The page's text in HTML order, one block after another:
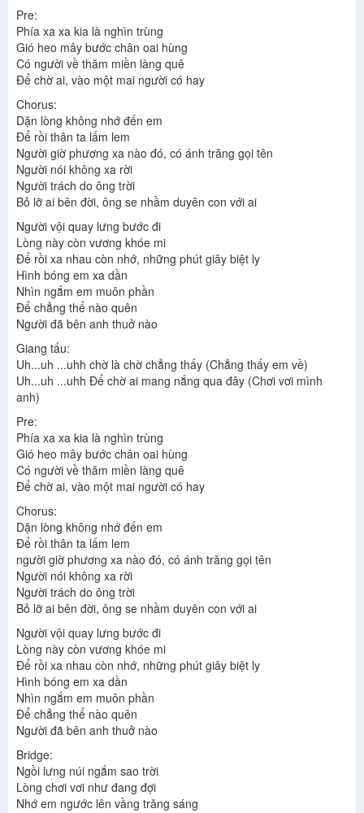
Pre:
Phía xa xa kia là nghìn trùng
Gió heo mây bước chân oai hùng
Có người về thăm miền làng quê
Để chờ ai, vào một mai người có hay
Chorus:
Dặn lòng không nhớ đến em
Để rồi thân ta lấm lem
Người giờ phương xa nào đó, có ánh trăng gọi tên
Người nói không xa rời
Người trách do ông trời
Bỏ lỡ ai bên đời, ông se nhầm duyên con với ai
Người vội quay lưng bước đi
Lòng này còn vương khóe mi
Để rồi xa nhau còn nhớ, những phút giây biệt ly
Hình bóng em xa dần
Nhìn ngắm em muôn phần
Để chẳng thể nào quên
Người đã bên anh thuở nào
Giang tấu:
Uh...uh ...uhh chờ là chờ chẳng thấy (Chẳng thấy em về)
Uh...uh ...uhh Để chờ ai mang nắng qua đây (Chơi vơi mình
anh)
Pre:
Phía xa xa kia là nghìn trùng
Gió heo mây bước chân oai hùng
Có người về thăm miền làng quê
Để chờ ai, vào một mai người có hay
Chorus:
Dặn lòng không nhớ đến em
Để rồi thân ta lấm lem
người giờ phương xa nào đó, có ánh trăng gọi tên
Người nói không xa rời
Người trách do ông trời
Bỏ lỡ ai bên đời, ông se nhầm duyên con với ai
Người vội quay lưng bước đi
Lòng này còn vương khóe mi
Để rồi xa nhau còn nhớ, những phút giây biệt ly
Hình bóng em xa dần
Nhìn ngắm em muôn phần
Để chẳng thể nào quên
Người đã bên anh thuở nào
Bridge:
Ngồi lưng núi ngắm sao trời
Lòng chơi vơi như đang đợi
Nhớ em ngước lên vầng trăng sáng